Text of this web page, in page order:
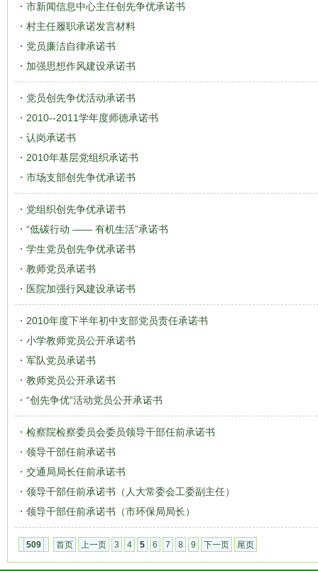
市新闻信息中心主任创先争优承诺书
村主任履职承诺发言材料
党员廉洁自律承诺书
加强思想作风建设承诺书
党员创先争优活动承诺书
2010--2011学年度师德承诺书
认岗承诺书
2010年基层党组织承诺书
市场支部创先争优承诺书
党组织创先争优承诺书
“低碳行动 —— 有机生活”承诺书
学生党员创先争优承诺书
教师党员承诺书
医院加强行风建设承诺书
2010年度下半年初中支部党员责任承诺书
小学教师党员公开承诺书
军队党员承诺书
教师党员公开承诺书
“创先争优”活动党员公开承诺书
检察院检察委员会委员领导干部任前承诺书
领导干部任前承诺书
交通局局长任前承诺书
领导干部任前承诺书（人大常委会工委副主任）
领导干部任前承诺书（市环保局局长）
509 首页 上一页 3 4 5 6 7 8 9 下一页 尾页